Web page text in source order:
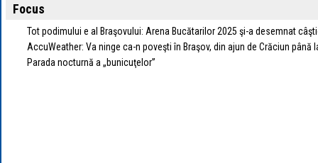
Focus
Tot podimului e al Braşovului: Arena Bucătarilor 2025 şi-a desemnat
AccuWeather: Va ninge ca-n poveşti în Braşov, din ajun de Crăciun până
Parada nocturnă a „bunicuţelor”